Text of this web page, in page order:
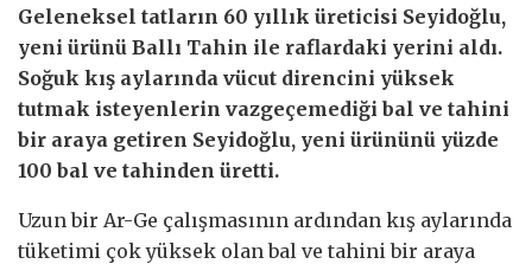
Geleneksel tatların 60 yıllık üreticisi Seyidoğlu,
yeni ürünü Ballı Tahin ile raflardaki yerini aldı.
Soğuk kış aylarında vücut direncini yüksek
tutmak isteyenlerin vazgeçemediği bal ve tahini
bir araya getiren Seyidoğlu, yeni ürününü yüzde
100 bal ve tahinden üretti.
Uzun bir Ar-Ge çalışmasının ardından kış aylarında
tüketimi çok yüksek olan bal ve tahini bir araya